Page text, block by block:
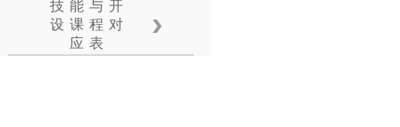
技能与开
设课程对
应表